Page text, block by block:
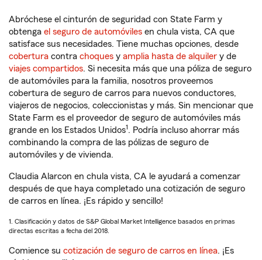
Abróchese el cinturón de seguridad con State Farm y
obtenga el seguro de automóviles en chula vista, CA que
satisface sus necesidades. Tiene muchas opciones, desde
cobertura contra choques y amplia hasta de alquiler y de
viajes compartidos. Si necesita más que una póliza de seguro
de automóviles para la familia, nosotros proveemos
cobertura de seguro de carros para nuevos conductores,
viajeros de negocios, coleccionistas y más. Sin mencionar que
State Farm es el proveedor de seguro de automóviles más
grande en los Estados Unidos1. Podría incluso ahorrar más
combinando la compra de las pólizas de seguro de
automóviles y de vivienda.
Claudia Alarcon en chula vista, CA le ayudará a comenzar
después de que haya completado una cotización de seguro
de carros en línea. ¡Es rápido y sencillo!
1. Clasificación y datos de S&P Global Market Intelligence basados en primas
directas escritas a fecha del 2018.
Comience su cotización de seguro de carros en línea. ¡Es